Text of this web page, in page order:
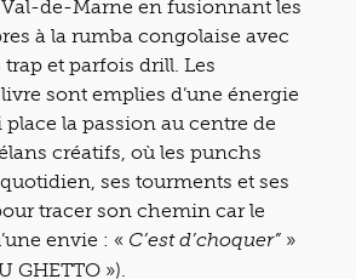
de-Marne en fusionnant les
à la rumba congolaise avec
et parfois drill. Les
sont emplies d’une énergie
la passion au centre de
créatifs, où les punchs
ses tourments et ses
tracer son chemin car le
envie : « C’est d’choquer” »
GHETTO »).